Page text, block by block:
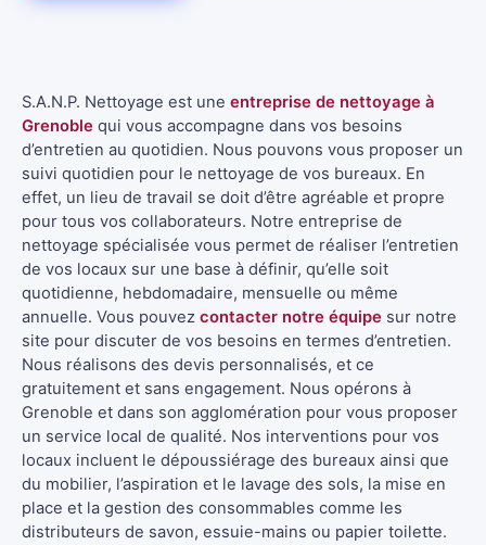
S.A.N.P. Nettoyage est une entreprise de nettoyage à
Grenoble qui vous accompagne dans vos besoins
d’entretien au quotidien. Nous pouvons vous proposer un
suivi quotidien pour le nettoyage de vos bureaux. En
effet, un lieu de travail se doit d’être agréable et propre
pour tous vos collaborateurs. Notre entreprise de
nettoyage spécialisée vous permet de réaliser l’entretien
de vos locaux sur une base à définir, qu’elle soit
quotidienne, hebdomadaire, mensuelle ou même
annuelle. Vous pouvez contacter notre équipe sur notre
site pour discuter de vos besoins en termes d’entretien.
Nous réalisons des devis personnalisés, et ce
gratuitement et sans engagement. Nous opérons à
Grenoble et dans son agglomération pour vous proposer
un service local de qualité. Nos interventions pour vos
locaux incluent le dépoussiérage des bureaux ainsi que
du mobilier, l’aspiration et le lavage des sols, la mise en
place et la gestion des consommables comme les
distributeurs de savon, essuie-mains ou papier toilette.